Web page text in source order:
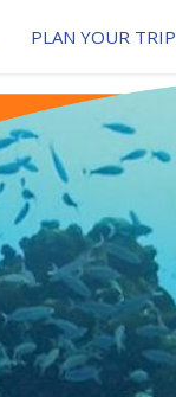
PLAN YOUR TRIP